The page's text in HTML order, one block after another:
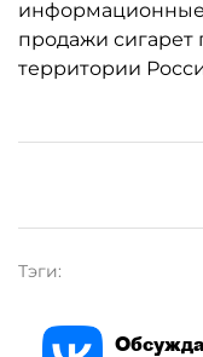
информационные
продажи сигарет
территории
Тэги: